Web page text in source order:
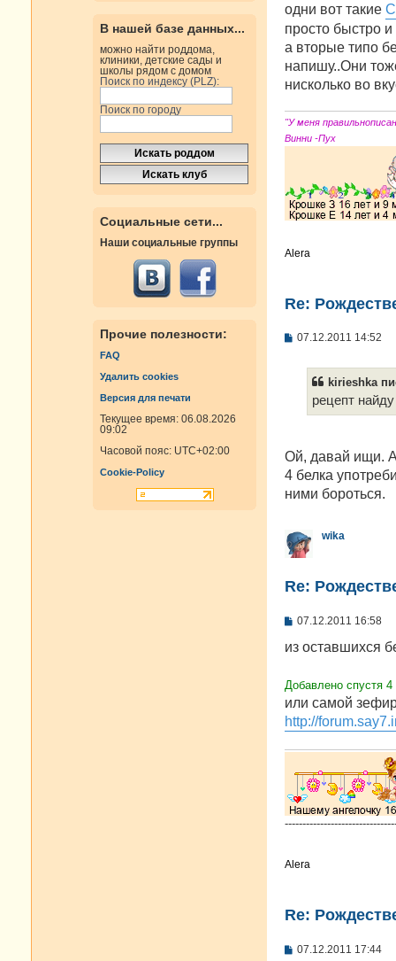
В нашей базе данных...
можно найти роддома,
клиники, детские сады и
школы рядом с домом
Поиск по индексу (PLZ):
Поиск по городу
Социальные сети...
Наши социальные группы
Прочие полезности:
FAQ
Удалить cookies
Версия для печати
Текущее время: 06.08.2026
09:02
Часовой пояс: UTC+02:00
Cookie-Policy
одни вот такие
просто быстро и
а вторые типо
напишу..Они
нисколько во
"У меня
Винни -Пух
Alera
Re:
С
07.12.2011 14:52
kirieshka
рецепт
Ой, давай ищи. А
4 белка
ними бороться.
wika
Re:
С
о
е
и
е
07.12.2011 16:58
из оставшихся
Добавлено спустя
или самой
http://
Alera
Re:
С
07.12.2011 17:44